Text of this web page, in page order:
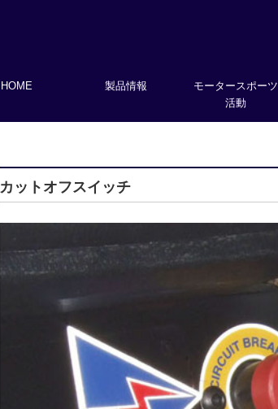
HOME 製品情報
モータースポーツ
活動
カットオフスイッチ